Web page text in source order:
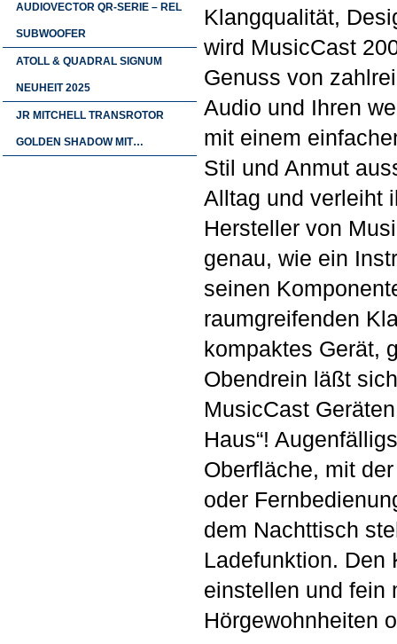
AUDIOVECTOR QR-SERIE – REL
SUBWOOFER
ATOLL & QUADRAL SIGNUM
NEUHEIT 2025
JR MITCHELL TRANSROTOR
GOLDEN SHADOW MIT…
Klangqualität,
wird MusicCast
Genuss von
Audio und Ihren
mit einem
Stil und Anmut
Alltag und verleiht
Hersteller von
genau, wie ein
seinen
raumgreifenden
kompaktes Gerät,
Obendrein läßt
MusicCast
Haus“!
Oberfläche, mit
oder
dem Nachttisch
Ladefunktion. Den
einstellen und fein
Hörgewohnheiten